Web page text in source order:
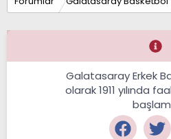
Galatasaray Erkek
olarak 1911 yılında